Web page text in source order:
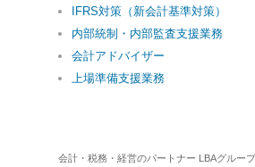
IFRS対策（新会計基準対策）
内部統制・内部監査支援業務
会計アドバイザー
上場準備支援業務
会計・税務・経営のパートナー LBAグループ